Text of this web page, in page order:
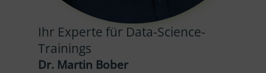
Ihr Experte für Data-Science-
Trainings
Dr. Martin Bober